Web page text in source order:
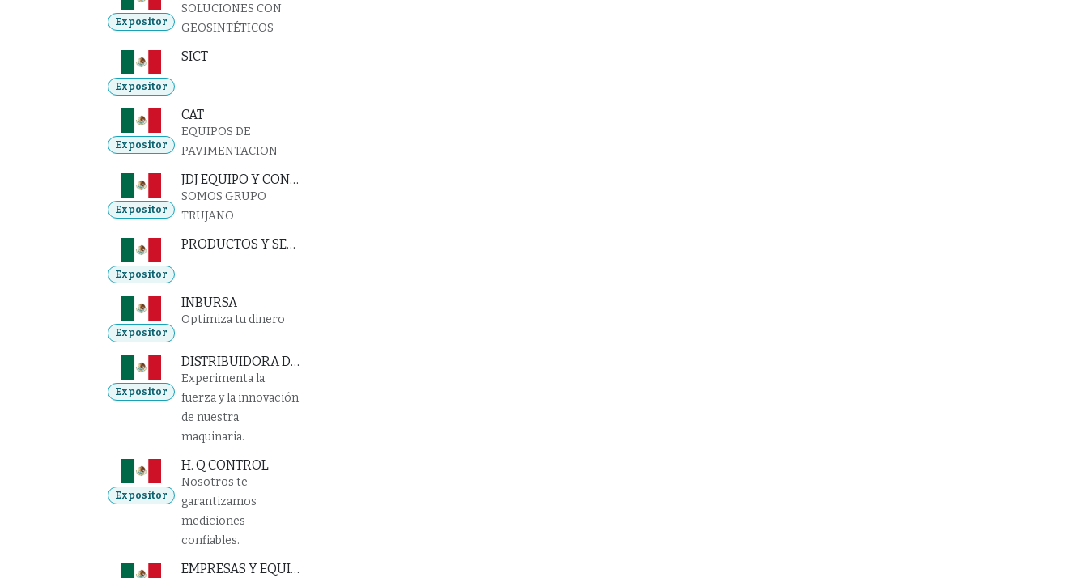
Expositor
SOLUCIONES CON
GEOSINTÉTICOS
Expositor
SICT
Expositor
CAT
EQUIPOS DE
PAVIMENTACION
Expositor
JDJ EQUIPO Y CONSTRUCCIONES
SOMOS GRUPO
TRUJANO
Expositor
PRODUCTOS Y SERVICIOS JEA
Expositor
INBURSA
Optimiza tu dinero
Expositor
DISTRIBUIDORA DE MAQUINARIA DEL NORTE
Experimenta la
fuerza y la innovación
de nuestra
maquinaria.
Expositor
H. Q CONTROL
Nosotros te
garantizamos
mediciones
confiables.
EMPRESAS Y EQUIPOS INDUSTRIALES